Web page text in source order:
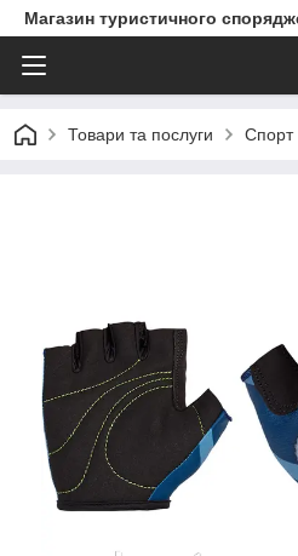
Магазин туристичного
Товари та послуги Спорт